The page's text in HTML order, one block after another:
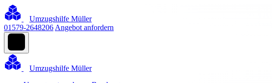
Umzugshilfe Müller
01579-2648206 Angebot anfordern
Umzugshilfe Müller